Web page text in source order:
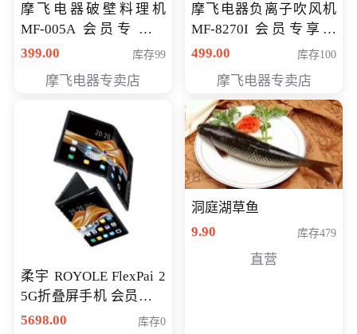
摩飞电器破壁料理机
MF-005A 会员专享价
198元
399.00 库存99
摩飞电器专卖店
摩飞电器负离子吹风机
MF-8270I 会员专享价
369元
499.00 库存100
摩飞电器专卖店
柔宇 ROYOLE FlexPai 2
5G折叠屏手机 会员专享
购买价格 4998元
5698.00 库存0
洞庭湖草鱼
9.90
库存479
直营